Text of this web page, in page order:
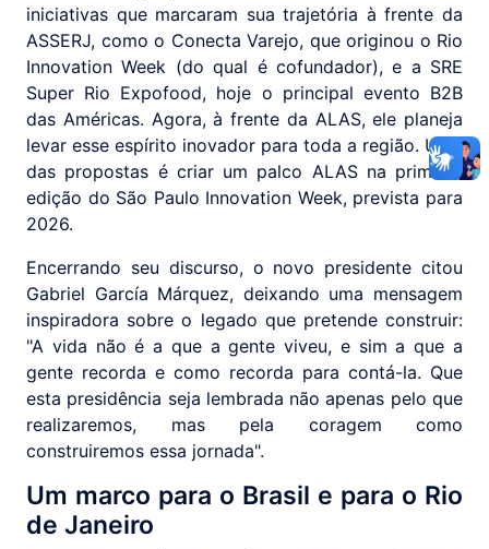
iniciativas que marcaram sua trajetória à frente da
ASSERJ, como o Conecta Varejo, que originou o Rio
Innovation Week (do qual é cofundador), e a SRE
Super Rio Expofood, hoje o principal evento B2B
das Américas. Agora, à frente da ALAS, ele planeja
levar esse espírito inovador para toda a região. Uma
das propostas é criar um palco ALAS na primeira
edição do São Paulo Innovation Week, prevista para
2026.
Encerrando seu discurso, o novo presidente citou
Gabriel García Márquez, deixando uma mensagem
inspiradora sobre o legado que pretende construir:
"A vida não é a que a gente viveu, e sim a que a
gente recorda e como recorda para contá-la. Que
esta presidência seja lembrada não apenas pelo que
realizaremos, mas pela coragem como
construiremos essa jornada".
Um marco para o Brasil e para o Rio
de Janeiro